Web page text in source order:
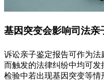
基因突变会影响司法亲
诉讼亲子鉴定报告可作为
而触发的法律纠纷中均可
检验中若出现基因突变等